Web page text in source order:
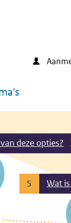
deze opties?
5 Wat